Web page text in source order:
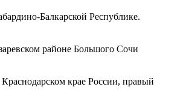
Балкарской Республике.
районе Большого Сочи
крае России, правый